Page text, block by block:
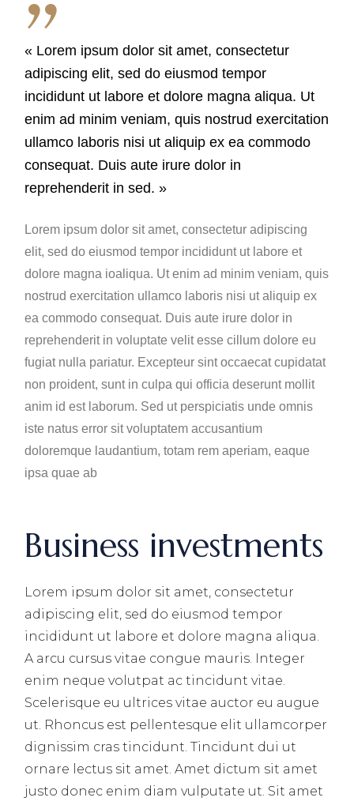
« Lorem ipsum dolor sit amet, consectetur
adipiscing elit, sed do eiusmod tempor
incididunt ut labore et dolore magna aliqua. Ut
enim ad minim veniam, quis nostrud exercitation
ullamco laboris nisi ut aliquip ex ea commodo
consequat. Duis aute irure dolor in
reprehenderit in sed. »
Lorem ipsum dolor sit amet, consectetur adipiscing
elit, sed do eiusmod tempor incididunt ut labore et
dolore magna ioaliqua. Ut enim ad minim veniam, quis
nostrud exercitation ullamco laboris nisi ut aliquip ex
ea commodo consequat. Duis aute irure dolor in
reprehenderit in voluptate velit esse cillum dolore eu
fugiat nulla pariatur. Excepteur sint occaecat cupidatat
non proident, sunt in culpa qui officia deserunt mollit
anim id est laborum. Sed ut perspiciatis unde omnis
iste natus error sit voluptatem accusantium
doloremque laudantium, totam rem aperiam, eaque
ipsa quae ab
Business investments
Lorem ipsum dolor sit amet, consectetur
adipiscing elit, sed do eiusmod tempor
incididunt ut labore et dolore magna aliqua.
A arcu cursus vitae congue mauris. Integer
enim neque volutpat ac tincidunt vitae.
Scelerisque eu ultrices vitae auctor eu augue
ut. Rhoncus est pellentesque elit ullamcorper
dignissim cras tincidunt. Tincidunt dui ut
ornare lectus sit amet. Amet dictum sit amet
justo donec enim diam vulputate ut. Sit amet